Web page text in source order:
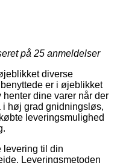
på 25 anmeldelser
diverse
er i øjeblikket
dine varer når der
i høj grad gnidningsløs,
leveringsmulighed
levering til din
Leveringsmetoden